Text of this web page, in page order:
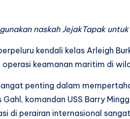
naskah JejakTapak untuk
kendali kelas Arleigh
keamanan maritim di
penting dalam
komandan USS Barry
di perairan internasional